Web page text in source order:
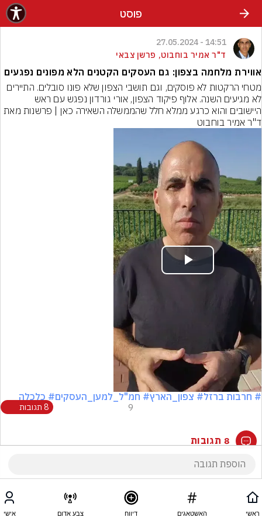
פוסט
14:51 - 27.05.2024
ד"ר אמיר בוחבוט, פרשן צבאי
אווירת מלחמה בצפון: גם העסקים הקטנים הלא מפונים נפגעים
היישובים והוא כרגע ממלא חלל שהממשלה השאירה כאן | פרשנות מאת
ד"ר אמיר בוחבוט
Play
# חרבות ברזל# צפון_הארץ# חמ"ל_למען_העסקים# כלכלה
9 8 תגובות
8 תגובות
ראשי האשטאגים דיווח צבע אדום אישי